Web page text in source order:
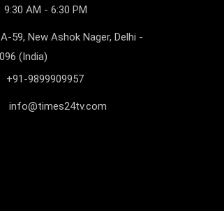
9:30 AM - 6:30 PM
A-59, New Ashok Nager, Delhi -
(India)
+91-9899909957
info@times24tv.com